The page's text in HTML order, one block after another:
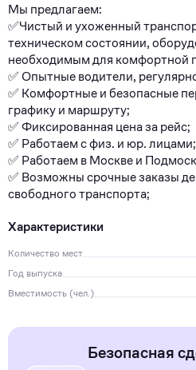
Мы предлагаем:
✅Чистый и ухоженный
техническом состоянии,
необходимым для комфортной
✅ Опытные водители,
✅ Комфортные и безопасные
графику и маршруту;
✅ Фиксированная цена за рейс;
✅ Работаем с физ. и юр. лицами;
✅ Работаем в Москве и
✅ Возможны срочные заказы
свободного транспорта;
Характеристики
Количество мест
Год выпуска
Вместимость (чел.)
Безопасная